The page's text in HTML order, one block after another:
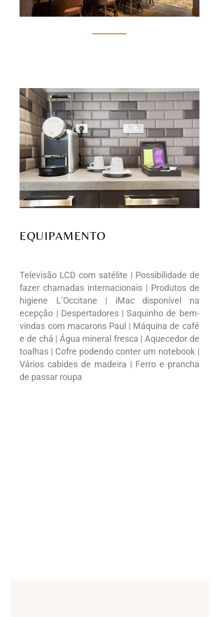
EQUIPAMENTO
Televisão LCD com satélite | Possibilidade de
fazer chamadas internacionais | Produtos de
higiene L’Occitane | iMac disponível na
ecepção | Despertadores | Saquinho de bem-
vindas com macarons Paul | Máquina de café
e de chá | Água mineral fresca | Aquecedor de
toalhas | Cofre podendo conter um notebook |
Vários cabides de madeira | Ferro e prancha
de passar roupa